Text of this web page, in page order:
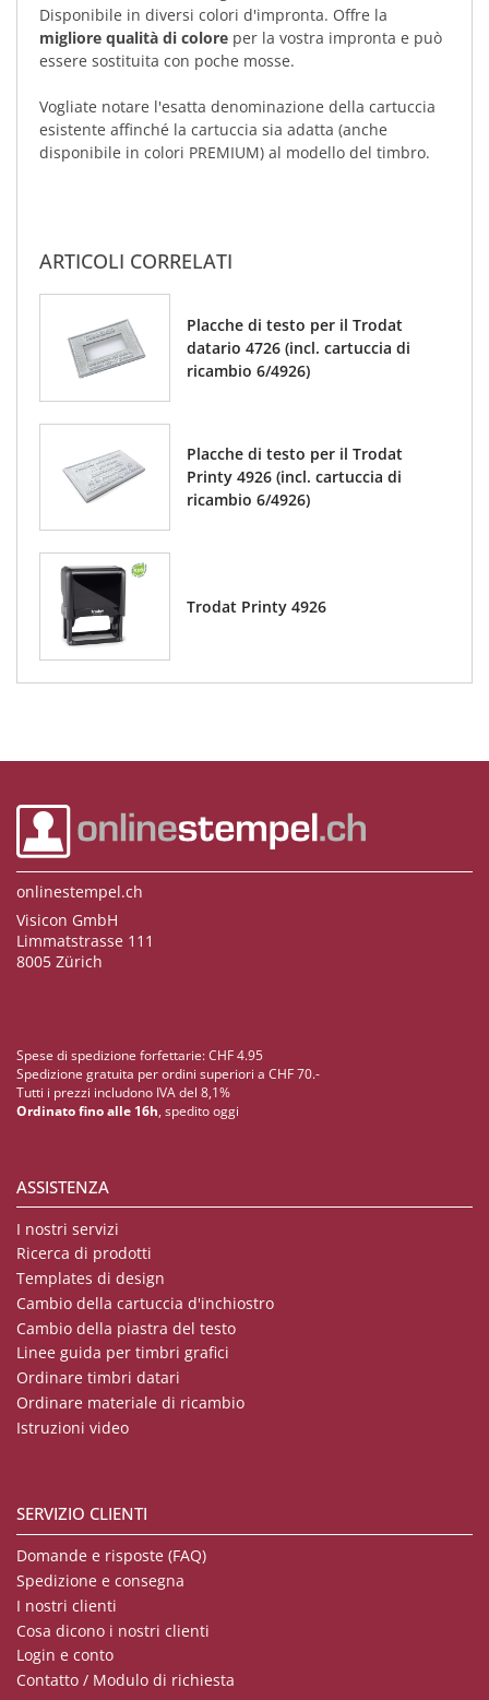
Disponibile in diversi colori d'impronta. Offre la
migliore qualità di colore per la vostra impronta e può
essere sostituita con poche mosse.
Vogliate notare l'esatta denominazione della cartuccia
esistente affinché la cartuccia sia adatta (anche
disponibile in colori PREMIUM) al modello del timbro.
ARTICOLI CORRELATI
Placche di testo per il Trodat
datario 4726 (incl. cartuccia di
ricambio 6/4926)
Placche di testo per il Trodat
Printy 4926 (incl. cartuccia di
ricambio 6/4926)
Trodat Printy 4926
onlinestempel.ch
Visicon GmbH
Limmatstrasse 111
8005 Zürich
Spese di spedizione forfettarie: CHF 4.95
Spedizione gratuita per ordini superiori a CHF 70.-
Tutti i prezzi includono IVA del 8,1%
Ordinato fino alle 16h, spedito oggi
ASSISTENZA
I nostri servizi
Ricerca di prodotti
Templates di design
Cambio della cartuccia d'inchiostro
Cambio della piastra del testo
Linee guida per timbri grafici
Ordinare timbri datari
Ordinare materiale di ricambio
Istruzioni video
SERVIZIO CLIENTI
Domande e risposte (FAQ)
Spedizione e consegna
I nostri clienti
Cosa dicono i nostri clienti
Login e conto
Contatto / Modulo di richiesta